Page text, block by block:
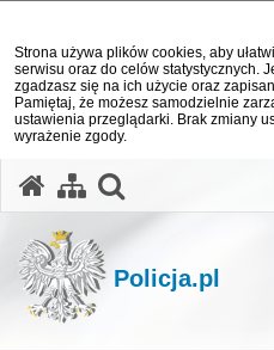
Strona używa plików cookies, aby
serwisu oraz do celów statystycznych.
zgadzasz się na ich użycie oraz
Pamiętaj, że możesz samodzielnie
ustawienia przeglądarki. Brak zmiany
wyrażenie zgody.
Policja.pl